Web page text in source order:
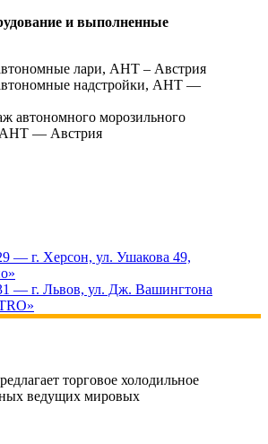
и выполненные
лари, AHT – Австрия
надстройки, AHT —
автономного морозильного
AHT — Австрия
— г. Херсон, ул. Ушакова 49,
— г. Львов, ул. Дж. Вашингтона
торговое холодильное
ведущих мировых